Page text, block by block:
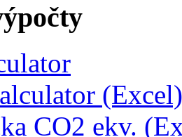
(Excel)
CO2 ekv.